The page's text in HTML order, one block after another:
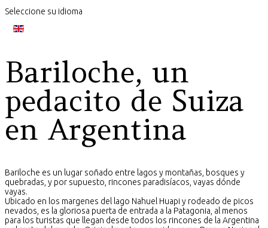
Seleccione su idioma
Bariloche, un
pedacito de Suiza
en Argentina
Bariloche es un lugar soñado entre lagos y montañas, bosques y
quebradas, y por supuesto, rincones paradisíacos, vayas dónde
vayas.
Ubicado en los margenes del lago Nahuel Huapi y rodeado de picos
nevados, es la gloriosa puerta de entrada a la Patagonia, al menos
para los turistas que llegan desde todos los rincones de la Argentina